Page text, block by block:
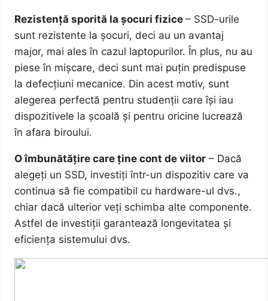
Rezistență sporită la șocuri fizice– SSD-urile
sunt rezistente la șocuri, deci au un avantaj
major, mai ales în cazul laptopurilor. În plus, nu au
piese în mișcare, deci sunt mai puțin predispuse
la defecțiuni mecanice. Din acest motiv, sunt
alegerea perfectă pentru studenții care își iau
dispozitivele la școală și pentru oricine lucrează
în afara biroului.
O îmbunătățire care ține cont de viitor – Dacă
alegeți un SSD, investiți într-un dispozitiv care va
continua să fie compatibil cu hardware-ul dvs.,
chiar dacă ulterior veți schimba alte componente.
Astfel de investiții garantează longevitatea și
eficiența sistemului dvs.